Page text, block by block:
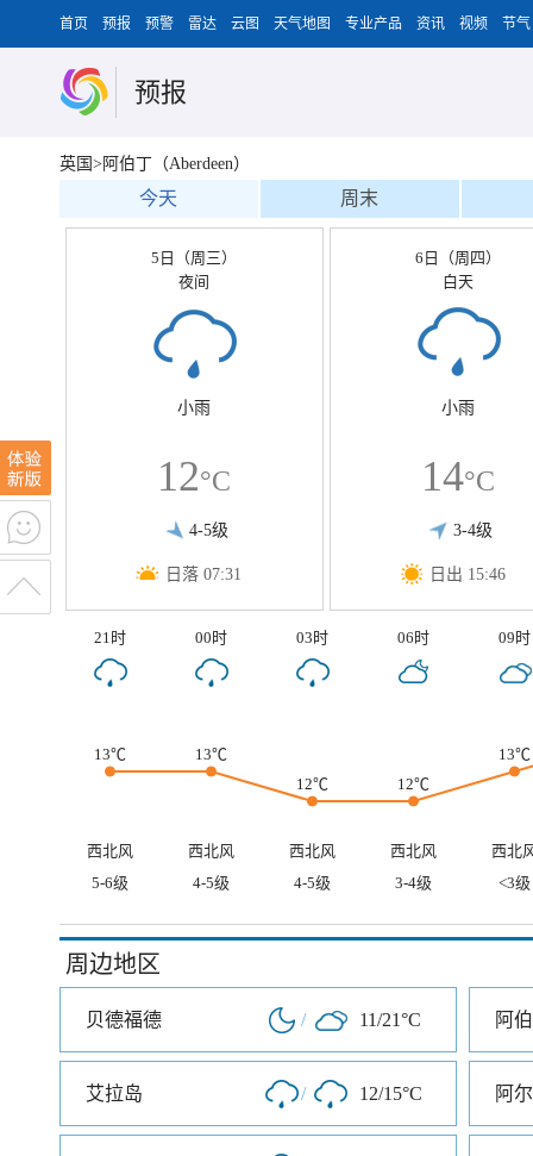
首页 预报 预警 雷达 云图 天气地图 专业产品 资讯 视频 节气
预报
英国>阿伯丁（Aberdeen）
今天 周末
5日（周三）
夜间
小雨
12°C
4-5级
日落 07:31
6日（周四）
白天
小雨
14°C
3-4级
日出 15:46
21时 00时 03时 06时 09时
13℃
13℃
12℃
12℃
13℃
西北风 西北风 西北风 西北风
西北
5-6级
4-5级 4-5级 3-4级 <3级
周边地区
贝德福德 / 11/21°C 阿
艾拉岛 / 12/15°C 阿